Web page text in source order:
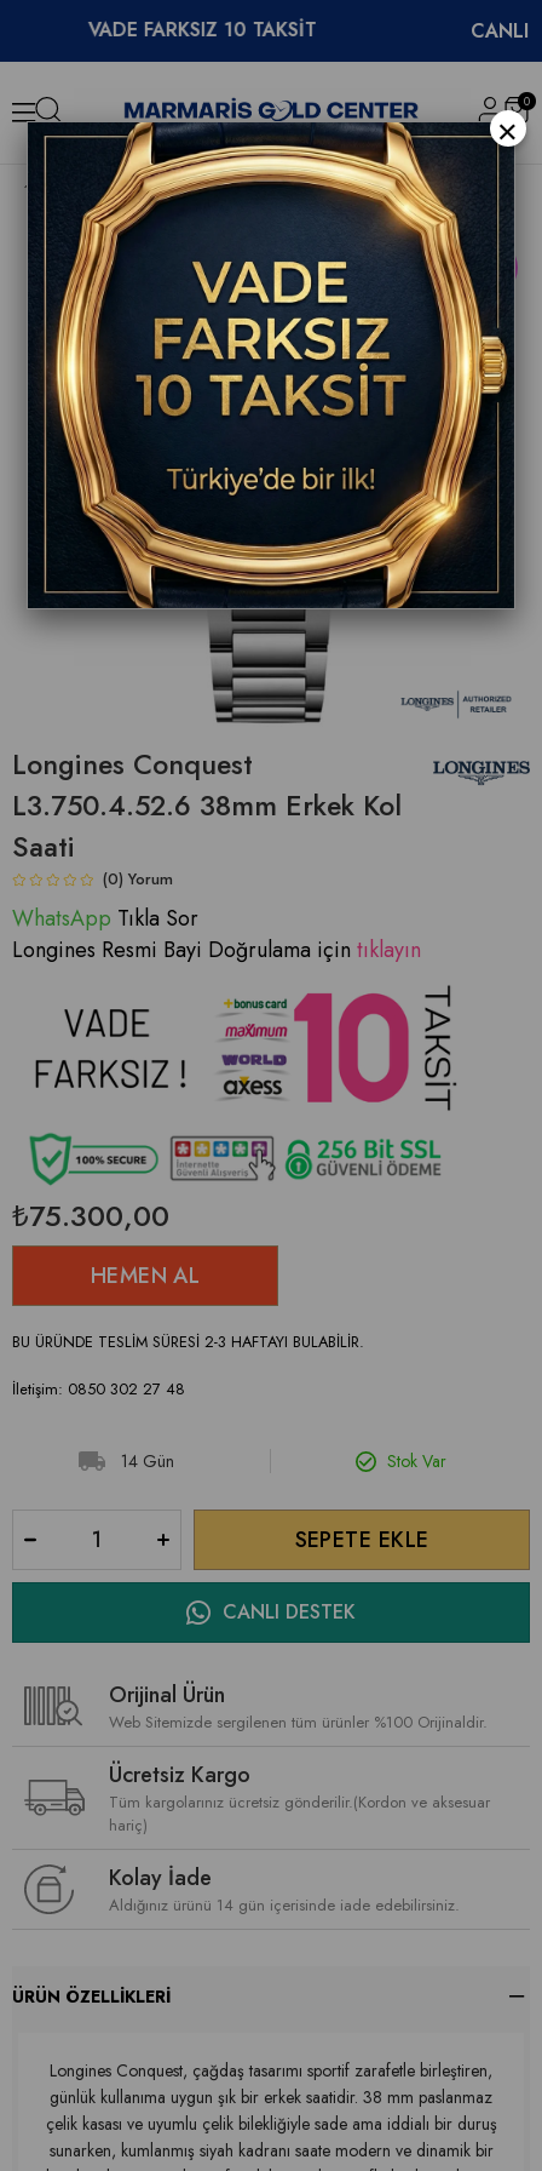
VADE FARKSIZ 10 TAKSİT CANLI
0
Longines Conquest L3.750.4.52.6 38mm Erkek Kol Saati
ÜRÜN
Longines Conquest
L3.750.4.52.6 38mm Erkek Kol
Saati
(0)
WhatsApp Tıkla Sor
Longines Resmi Bayi Doğrulama için tıklayın
₺75.300,00
BU ÜRÜNDE TESLİM SÜRESİ 2-3 HAFTAYI BULABİLİR.
İletişim: 0850 302 27 48
14 Gün Stok Var
CANLI DESTEK
Orijinal Ürün
Web Sitemizde sergilenen tüm ürünler %100 Orijinaldir.
Ücretsiz Kargo
Tüm kargolarınız ücretsiz gönderilir.(Kordon ve aksesuar
hariç)
Kolay İade
Aldığınız ürünü 14 gün içerisinde iade edebilirsiniz.
ÜRÜN ÖZELLIKLERI
Longines Conquest, çağdaş tasarımı sportif zarafetle birleştiren,
günlük kullanıma uygun şık bir erkek saatidir. 38 mm paslanmaz
çelik kasası ve uyumlu çelik bilekliğiyle sade ama iddialı bir duruş
sunarken, kumlanmış siyah kadranı saate modern ve dinamik bir
×